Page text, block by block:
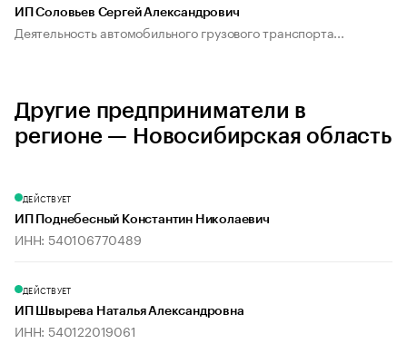
ИП Соловьев Сергей Александрович
Деятельность автомобильного грузового транспорта...
Другие предприниматели в
регионе — Новосибирская область
ДЕЙСТВУЕТ
ИП Поднебесный Константин Николаевич
ИНН: 540106770489
ДЕЙСТВУЕТ
ИП Швырева Наталья Александровна
ИНН: 540122019061